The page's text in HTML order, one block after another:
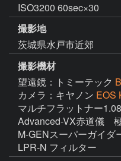
ISO3200 60sec×30
撮影地
茨城県水戸市近郊
撮影機材
望遠鏡：トミーテック
カメラ：キヤノン EOS
マルチフラットナー
Advanced-VX赤道儀　
M-GENスーパーガイダ
LPR-N フィルター